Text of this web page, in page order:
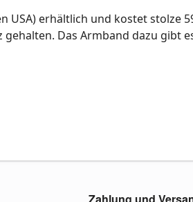
USA) erhältlich und kostet stolze
Das Armband dazu gibt